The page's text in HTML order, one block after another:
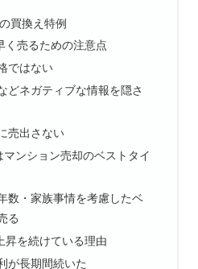
買換え特例
く売るための注意点
ではない
どネガティブな情報を隠さ
売出さない
ンション売却のベストタイ
数・家族事情を考慮したベ
る
昇を続けている理由
が長期間続いた